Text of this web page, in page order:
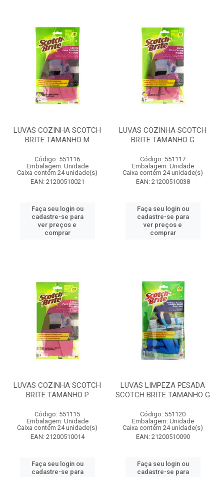
LUVAS COZINHA SCOTCH
BRITE TAMANHO M
Código: 551116
Embalagem: Unidade
Caixa contém 24 unidade(s)
EAN: 21200510021
Faça seu login ou
cadastre-se para
ver preços e
comprar
LUVAS COZINHA SCOTCH
BRITE TAMANHO G
Código: 551117
Embalagem: Unidade
Caixa contém 24 unidade(s)
EAN: 21200510038
Faça seu login ou
cadastre-se para
ver preços e
comprar
LUVAS COZINHA SCOTCH
BRITE TAMANHO P
Código: 551115
Embalagem: Unidade
Caixa contém 24 unidade(s)
EAN: 21200510014
Faça seu login ou
cadastre-se para
LUVAS LIMPEZA PESADA
SCOTCH BRITE TAMANHO G
Código: 551120
Embalagem: Unidade
Caixa contém 24 unidade(s)
EAN: 21200510090
Faça seu login ou
cadastre-se para